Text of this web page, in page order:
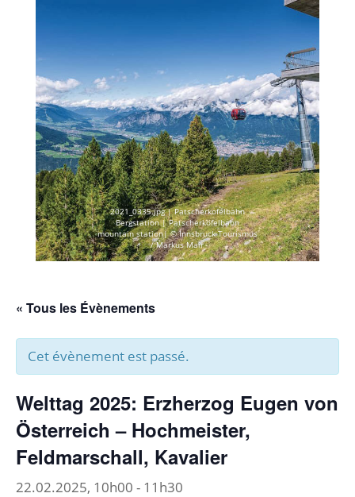
2021_0335.jpg | Patscherkofelbahn
Bergstation | Patscherkofelbahn
mountain station| © Innsbruck Tourismus
/ Markus Mair
« Tous les Évènements
Cet évènement est passé.
Welttag 2025: Erzherzog Eugen von
Österreich – Hochmeister,
Feldmarschall, Kavalier
22.02.2025, 10h00 - 11h30